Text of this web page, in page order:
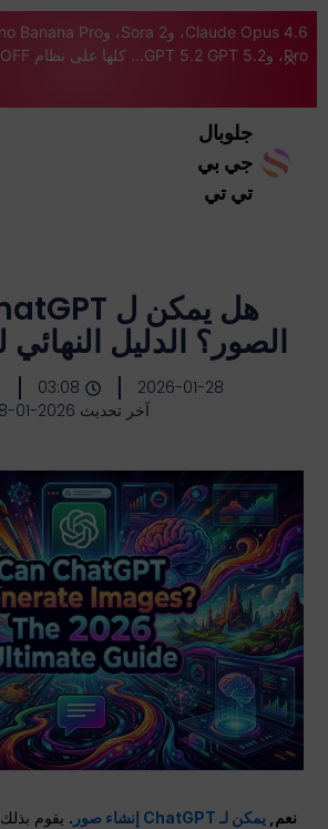
Pro، وGPT 5.2 GPT 5.2... كلها على نظام Pro. 46% OFF
جلوبال
جي بي
تي تي
الصور؟ الدليل النهائي
2026-01-28
03:08
آخر تحديث 2026-01-28
نعم, يمكن لـ ChatGPT إنشاء صور . يقوم